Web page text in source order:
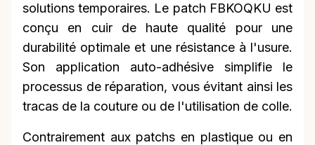
solutions temporaires. Le patch FBKOQKU est
conçu en cuir de haute qualité pour une
durabilité optimale et une résistance à l'usure.
Son application auto-adhésive simplifie le
processus de réparation, vous évitant ainsi les
tracas de la couture ou de l'utilisation de colle.
Contrairement aux patchs en plastique ou en